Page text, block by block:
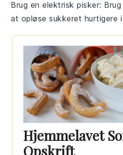
Brug en elektrisk pisker:
at opløse sukkeret hurtigere i
Hjemmelavet
Opskrift